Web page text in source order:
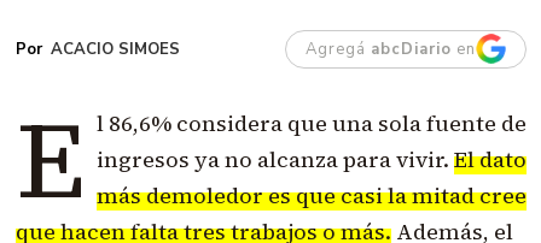
ACACIO SIMOES Agregá abcDiario en
E l 86,6% considera que una sola fuente de
ingresos ya no alcanza para vivir. El dato
más demoledor es que casi la mitad cree
que hacen falta tres trabajos o más.Además, el